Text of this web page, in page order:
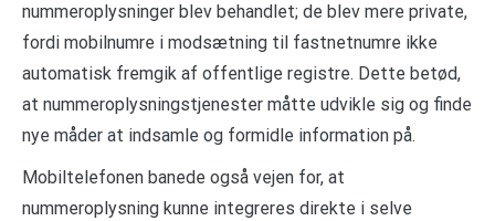
nummeroplysninger blev behandlet; de blev mere private,
fordi mobilnumre i modsætning til fastnetnumre ikke
automatisk fremgik af offentlige registre. Dette betød,
at nummeroplysningstjenester måtte udvikle sig og finde
nye måder at indsamle og formidle information på.
Mobiltelefonen banede også vejen for, at
nummeroplysning kunne integreres direkte i selve